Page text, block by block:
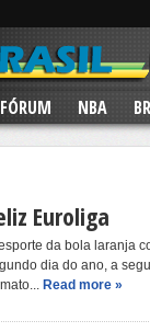
FÓRUM NBA
Euroliga
da bola laranja
dia do ano, a
Read more »